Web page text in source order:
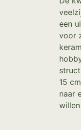
een
voor
15
naar